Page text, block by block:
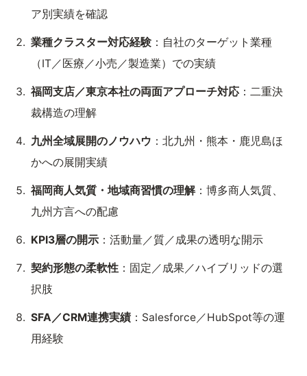
ア別実績を確認
業種クラスター対応経験 ：自社のターゲット業種
（IT／医療／小売／製造業）での実績
福岡支店／東京本社の両面アプローチ対応 ：二重決
裁構造の理解
九州全域展開のノウハウ ：北九州・熊本・鹿児島ほ
かへの展開実績
福岡商人気質・地域商習慣の理解：博多商人気質、
九州方言への配慮
KPI3層の開示 ：活動量／質／成果の透明な開示
契約形態の柔軟性 ：固定／成果／ハイブリッドの選
択肢
SFA／CRM連携実績 ：Salesforce／HubSpot等の運
用経験